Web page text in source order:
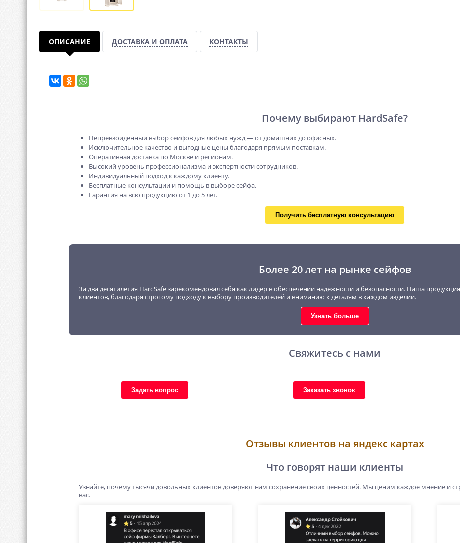
ОПИСАНИЕ ДОСТАВКА И ОПЛАТА КОНТАКТЫ
Почему выбирают HardSafe?
Непревзойденный выбор сейфов для любых нужд — от домашних до офисных.
Исключительное качество и выгодные цены благодаря прямым поставкам.
Оперативная доставка по Москве и регионам.
Высокий уровень профессионализма и экспертности сотрудников.
Индивидуальный подход к каждому клиенту.
Бесплатные консультации и помощь в выборе сейфа.
Гарантия на всю продукцию от 1 до 5 лет.
Получить бесплатную консультацию
Более 20 лет на рынке сейфов
За два десятилетия HardSafe зарекомендовал себя как лидер в обеспечении надёжности и безопасности. Наша
клиентов, благодаря строгому подходу к выбору производителей и вниманию к деталям в каждом изделии.
Узнать больше
Свяжитесь с нами
Задать вопрос Заказать звонок
Отзывы клиентов на яндекс картах
Что говорят наши клиенты
Узнайте, почему тысячи довольных клиентов доверяют нам сохранение своих ценностей. Мы ценим каждое мнение и
вас.